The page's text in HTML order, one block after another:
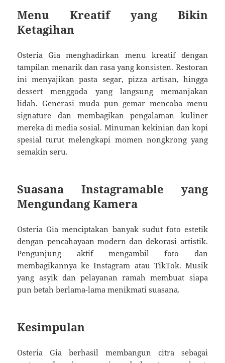
Menu Kreatif yang Bikin
Ketagihan
Osteria Gia menghadirkan menu kreatif dengan
tampilan menarik dan rasa yang konsisten. Restoran
ini menyajikan pasta segar, pizza artisan, hingga
dessert menggoda yang langsung memanjakan
lidah. Generasi muda pun gemar mencoba menu
signature dan membagikan pengalaman kuliner
mereka di media sosial. Minuman kekinian dan kopi
spesial turut melengkapi momen nongkrong yang
semakin seru.
Suasana Instagramable yang
Mengundang Kamera
Osteria Gia menciptakan banyak sudut foto estetik
dengan pencahayaan modern dan dekorasi artistik.
Pengunjung aktif mengambil foto dan
membagikannya ke Instagram atau TikTok. Musik
yang asyik dan pelayanan ramah membuat siapa
pun betah berlama-lama menikmati suasana.
Kesimpulan
Osteria Gia berhasil membangun citra sebagai